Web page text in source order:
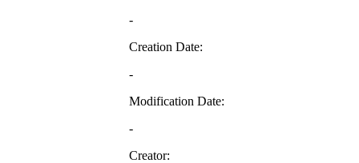
-
Creation Date:
-
Modification Date:
-
Creator: